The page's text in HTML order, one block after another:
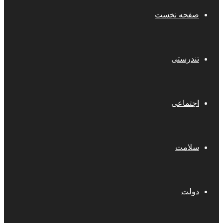
صفحه نخست
تندرستی
اجتماعی
سلامت
دولت